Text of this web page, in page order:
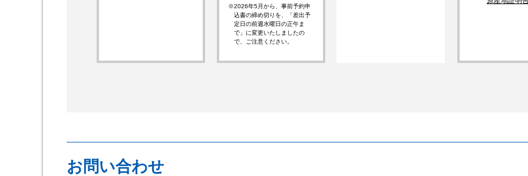
2026年5月から、事前予約申
込書の締め切りを、「差出予
定日の前週水曜日の正午ま
で」に変更いたしましたの
で、ご注意ください。
お問い合わせ